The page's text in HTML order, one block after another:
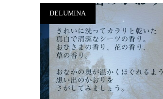
DELUMINA